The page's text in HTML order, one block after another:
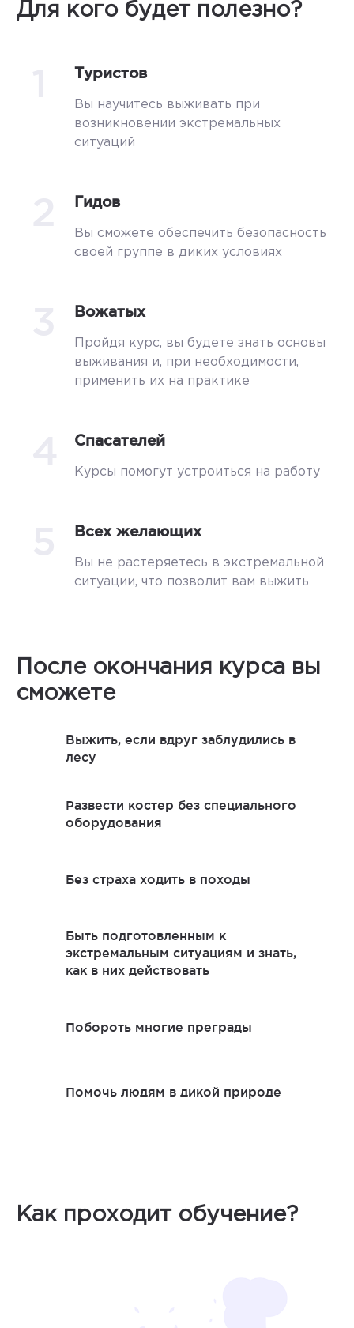
Для кого будет полезно?
Туристов
Вы научитесь выживать при
возникновении экстремальных
ситуаций
Гидов
Вы сможете обеспечить безопасность
своей группе в диких условиях
Вожатых
Пройдя курс, вы будете знать основы
выживания и, при необходимости,
применить их на практике
Спасателей
Курсы помогут устроиться на работу
Всех желающих
Вы не растеряетесь в экстремальной
ситуации, что позволит вам выжить
После окончания курса вы
сможете
Выжить, если вдруг заблудились в
лесу
Развести костер без специального
оборудования
Без страха ходить в походы
Быть подготовленным к
экстремальным ситуациям и знать,
как в них действовать
Побороть многие преграды
Помочь людям в дикой природе
Как проходит обучение?